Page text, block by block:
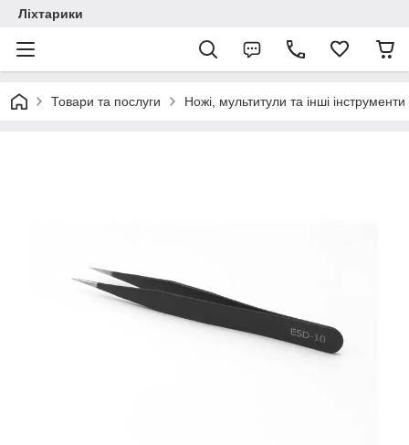
Ліхтарики
Товари та послуги Ножі, мультитули та інші інструменти